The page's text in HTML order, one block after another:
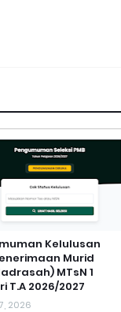
Kelulusan
Murid
MTsN 1
T.A 2026/2027
2026